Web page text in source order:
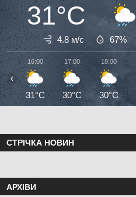
31°C
4.8 м/с 67%
16:00
31°C
17:00
30°C
18:00
30°C
‹
СТРІЧКА НОВИН
АРХІВИ